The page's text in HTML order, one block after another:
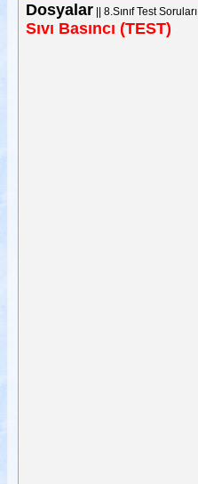
Dosyalar|| 8.Sınıf Test Soruları
Sıvı Basıncı (TEST)